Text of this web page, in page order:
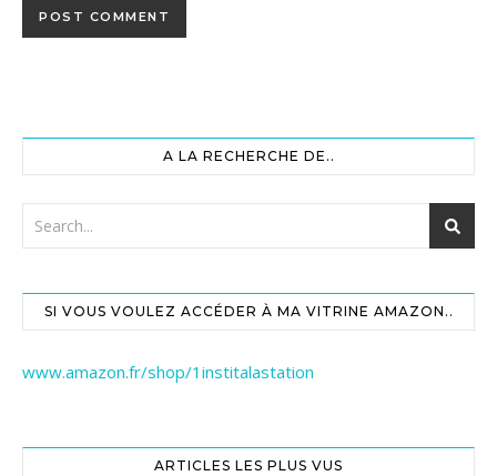
A LA RECHERCHE DE..
SI VOUS VOULEZ ACCÉDER À MA VITRINE AMAZON..
www.amazon.fr/shop/1institalastation
ARTICLES LES PLUS VUS